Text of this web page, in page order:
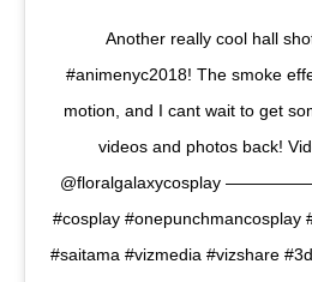
Another really cool hall
#animenyc2018! The smoke
motion, and I cant wait to get
videos and photos back!
@floralgalaxycosplay
#cosplay #onepunchmancosplay
#saitama #vizmedia #vizshare